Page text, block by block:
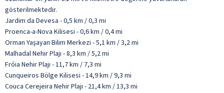
gösterilmektedir.
Jardim da Devesa - 0,5 km / 0,3 mi
Proenca-a-Nova Kilisesi - 0,6 km / 0,4 mi
Orman Yaşayan Bilim Merkezi - 5,1 km / 3,2 mi
Malhadal Nehir Plajı - 8,3 km / 5,2 mi
Fróia Nehir Plajı - 11,7 km / 7,3 mi
Cunqueiros Bölge Kilisesi - 14,9 km / 9,3 mi
Couca Cerejeira Nehir Plajı - 21,4 km / 13,3 mi